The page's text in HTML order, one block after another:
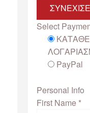
ΣΥΝΕΧΙΣΕ
Select
PayPal
Personal Info
First Name *